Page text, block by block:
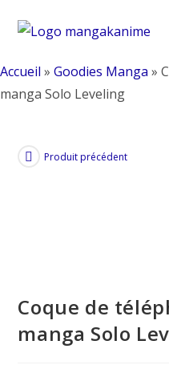
Accueil » Goodies Manga »
manga Solo Leveling
Produit précédent
Coque de
manga Solo